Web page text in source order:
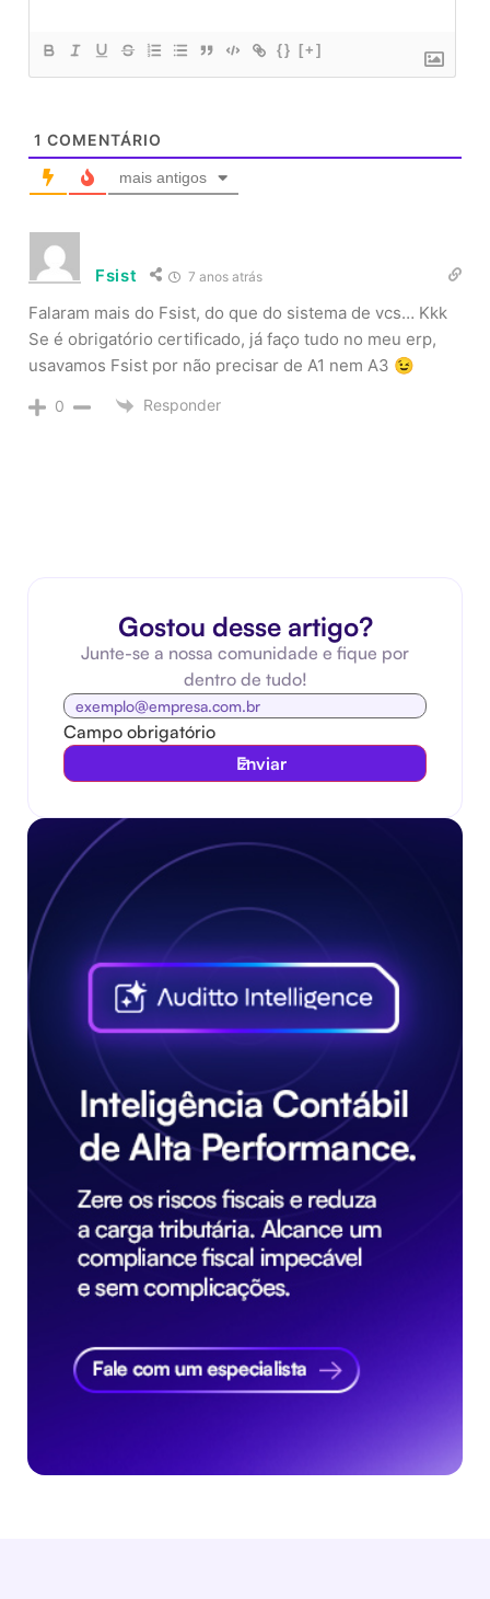
{} [+]
1 COMENTÁRIO
mais antigos
Fsist 7 anos atrás
Falaram mais do Fsist, do que do sistema de vcs… Kkk
Se é obrigatório certificado, já faço tudo no meu erp,
usavamos Fsist por não precisar de A1 nem A3 😉
0 Responder
Gostou desse artigo?
Junte-se a nossa comunidade e fique por
dentro de tudo!
Campo obrigatório
Enviar